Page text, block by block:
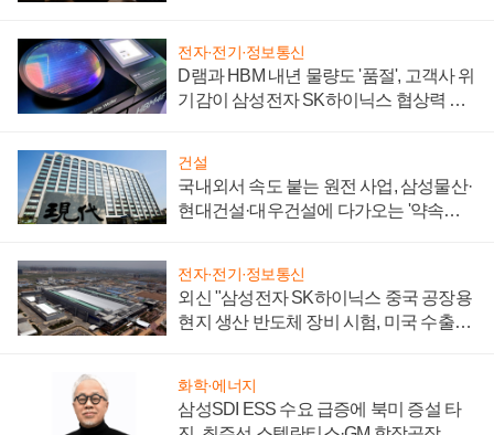
전자·전기·정보통신
D램과 HBM 내년 물량도 '품절', 고객사 위
기감이 삼성전자 SK하이닉스 협상력 더
건설
국내외서 속도 붙는 원전 사업, 삼성물산·
현대건설·대우건설에 다가오는 '약속의
전자·전기·정보통신
외신 "삼성전자 SK하이닉스 중국 공장용
현지 생산 반도체 장비 시험, 미국 수출통
화학·에너지
삼성SDI ESS 수요 급증에 북미 증설 타